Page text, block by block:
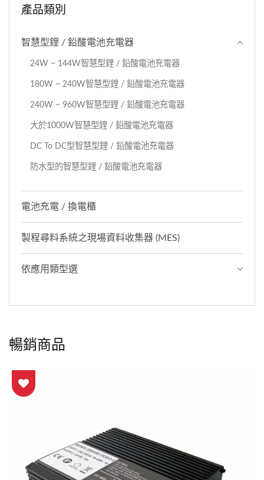
產品類別
智慧型鋰 / 鉛酸電池充電器
24W ~ 144W智慧型鋰 / 鉛酸電池充電器
180W ~ 240W智慧型鋰 / 鉛酸電池充電器
240W ~ 960W智慧型鋰 / 鉛酸電池充電器
大於1000W智慧型鋰 / 鉛酸電池充電器
DC To DC型智慧型鋰 / 鉛酸電池充電器
防水型的智慧型鋰 / 鉛酸電池充電器
電池充電 / 換電櫃
製程尋料系統之現場資料收集器 (MES)
依應用類型選
暢銷商品